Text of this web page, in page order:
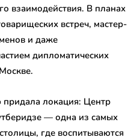
взаимодействия. В планах
встреч, мастер-
и даже
дипломатических
локация: Центр
— одна из самых
где воспитываются